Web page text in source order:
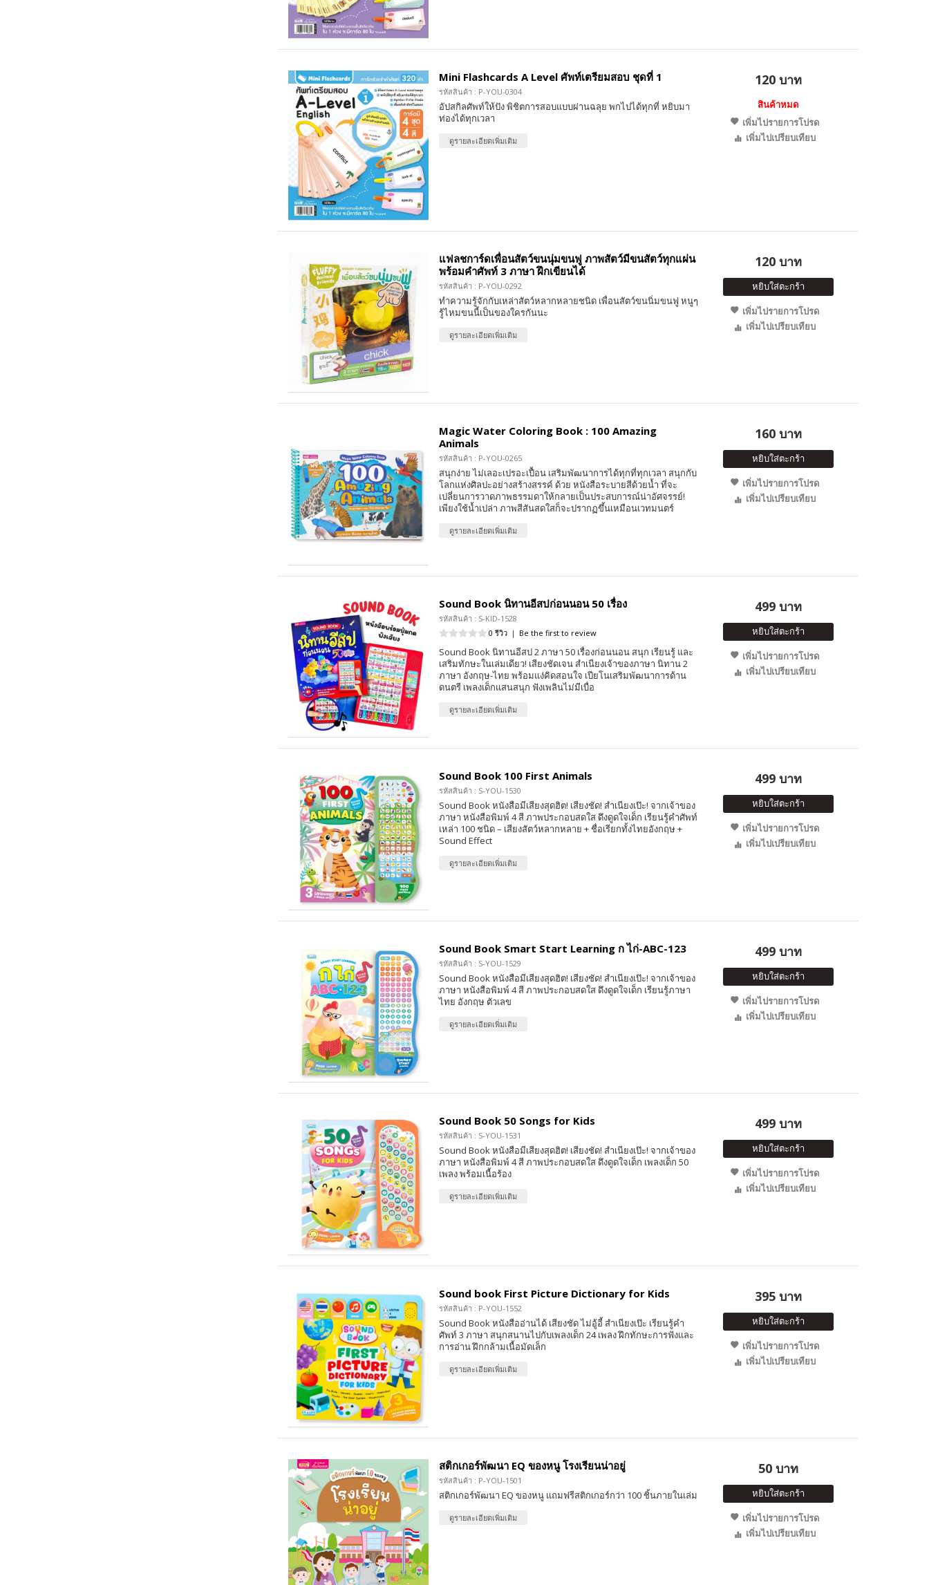
Mini Flashcards A Level ศัพท์เตรียมสอบ ชุดที่ 1
รหัสสินค้า : P-YOU-0304
อัปสกิลศัพท์ให้ปัง พิชิตการสอบแบบผ่านฉลุย พกไปได้ทุกที่ หยิบมา
ท่องได้ทุกเวลา
ดูรายละเอียดเพิ่มเติม
120 บาท
สินค้าหมด
เพิ่มไปรายการโปรด
เพิ่มไปเปรียบเทียบ
แฟลชการ์ดเพื่อนสัตว์ขนนุ่มขนฟู ภาพสัตว์มีขนสัตว์ทุกแผ่น
พร้อมคำศัพท์ 3 ภาษา ฝึกเขียนได้
รหัสสินค้า : P-YOU-0292
ทำความรู้จักกับเหล่าสัตว์หลากหลายชนิด เพื่อนสัตว์ขนนิ่มขนฟู หนูๆ
รู้ไหมขนนี้เป็นของใครกันนะ
ดูรายละเอียดเพิ่มเติม
120 บาท
หยิบใส่ตะกร้า
เพิ่มไปรายการโปรด
เพิ่มไปเปรียบเทียบ
Magic Water Coloring Book : 100 Amazing
Animals
รหัสสินค้า : P-YOU-0265
สนุกง่าย ไม่เลอะเปรอะเปื้อน เสริมพัฒนาการได้ทุกที่ทุกเวลา สนุกกับ
โลกแห่งศิลปะอย่างสร้างสรรค์ ด้วย หนังสือระบายสีด้วยน้ำ ที่จะ
เปลี่ยนการวาดภาพธรรมดาให้กลายเป็นประสบการณ์น่าอัศจรรย์!
เพียงใช้น้ำเปล่า ภาพสีสันสดใสก็จะปรากฏขึ้นเหมือนเวทมนตร์
ดูรายละเอียดเพิ่มเติม
160 บาท
หยิบใส่ตะกร้า
เพิ่มไปรายการโปรด
เพิ่มไปเปรียบเทียบ
Sound Book นิทานอีสปก่อนนอน 50 เรื่อง
รหัสสินค้า : S-KID-1528
0 รีวิว | Be the first to review
Sound Book นิทานอีสป 2 ภาษา 50 เรื่องก่อนนอน สนุก เรียนรู้ และ
เสริมทักษะในเล่มเดียว! เสียงชัดเจน สำเนียงเจ้าของภาษา นิทาน 2
ภาษา อังกฤษ-ไทย พร้อมแง่คิดสอนใจ เปียโนเสริมพัฒนาการด้าน
ดนตรี เพลงเด็กแสนสนุก ฟังเพลินไม่มีเบื่อ
ดูรายละเอียดเพิ่มเติม
499 บาท
หยิบใส่ตะกร้า
เพิ่มไปรายการโปรด
เพิ่มไปเปรียบเทียบ
Sound Book 100 First Animals
รหัสสินค้า : S-YOU-1530
Sound Book หนังสือมีเสียงสุดฮิต! เสียงชัด! สำเนียงเป๊ะ! จากเจ้าของ
ภาษา หนังสือพิมพ์ 4 สี ภาพประกอบสดใส ดึงดูดใจเด็ก เรียนรู้คำศัพท์
เหล่า 100 ชนิด – เสียงสัตว์หลากหลาย + ชื่อเรียกทั้งไทยอังกฤษ +
Sound Effect
ดูรายละเอียดเพิ่มเติม
499 บาท
หยิบใส่ตะกร้า
เพิ่มไปรายการโปรด
เพิ่มไปเปรียบเทียบ
Sound Book Smart Start Learning ก ไก่-ABC-123
รหัสสินค้า : S-YOU-1529
Sound Book หนังสือมีเสียงสุดฮิต! เสียงชัด! สำเนียงเป๊ะ! จากเจ้าของ
ภาษา หนังสือพิมพ์ 4 สี ภาพประกอบสดใส ดึงดูดใจเด็ก เรียนรู้ภาษา
ไทย อังกฤษ ตัวเลข
ดูรายละเอียดเพิ่มเติม
499 บาท
หยิบใส่ตะกร้า
เพิ่มไปรายการโปรด
เพิ่มไปเปรียบเทียบ
Sound Book 50 Songs for Kids
รหัสสินค้า : S-YOU-1531
Sound Book หนังสือมีเสียงสุดฮิต! เสียงชัด! สำเนียงเป๊ะ! จากเจ้าของ
ภาษา หนังสือพิมพ์ 4 สี ภาพประกอบสดใส ดึงดูดใจเด็ก เพลงเด็ก 50
เพลง พร้อมเนื้อร้อง
ดูรายละเอียดเพิ่มเติม
499 บาท
หยิบใส่ตะกร้า
เพิ่มไปรายการโปรด
เพิ่มไปเปรียบเทียบ
Sound book First Picture Dictionary for Kids
รหัสสินค้า : P-YOU-1552
Sound Book หนังสืออ่านได้ เสียงชัด ไม่อู้อี้ สำเนียงเป๊ะ เรียนรู้คำ
ศัพท์ 3 ภาษา สนุกสนานไปกับเพลงเด็ก 24 เพลง ฝึกทักษะการฟังและ
การอ่าน ฝึกกล้ามเนื้อมัดเล็ก
ดูรายละเอียดเพิ่มเติม
395 บาท
หยิบใส่ตะกร้า
เพิ่มไปรายการโปรด
เพิ่มไปเปรียบเทียบ
สติกเกอร์พัฒนา EQ ของหนู โรงเรียนน่าอยู่
รหัสสินค้า : P-YOU-1501
สติกเกอร์พัฒนา EQ ของหนู แถมฟรีสติกเกอร์กว่า 100 ชิ้นภายในเล่ม
ดูรายละเอียดเพิ่มเติม
50 บาท
หยิบใส่ตะกร้า
เพิ่มไปรายการโปรด
เพิ่มไปเปรียบเทียบ